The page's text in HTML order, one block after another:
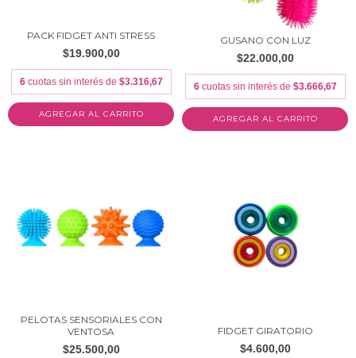
PACK FIDGET ANTI STRESS
$19.900,00
6 cuotas sin interés de $3.316,67
AGREGAR AL CARRITO
GUSANO CON LUZ
$22.000,00
6 cuotas sin interés de $3.666,67
PELOTAS SENSORIALES CON
VENTOSA
$25.500,00
FIDGET GIRATORIO
$4.600,00